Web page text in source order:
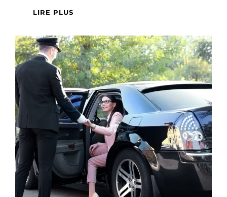
LIRE PLUS
LOW-
COST
À
CHARLEROI
:
NOS
CONSEILS